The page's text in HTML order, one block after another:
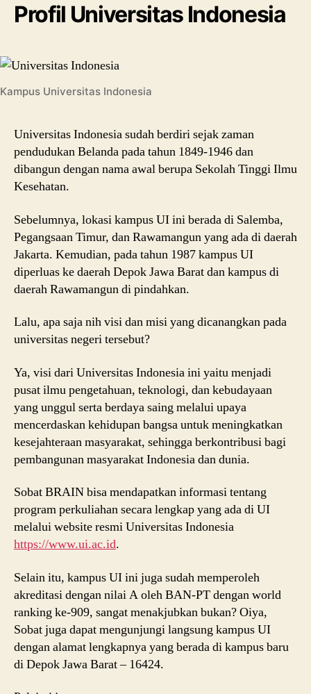
Profil Universitas Indonesia
Kampus Universitas Indonesia
Universitas Indonesia sudah berdiri sejak zaman
pendudukan Belanda pada tahun 1849-1946 dan
dibangun dengan nama awal berupa Sekolah Tinggi Ilmu
Kesehatan.
Sebelumnya, lokasi kampus UI ini berada di Salemba,
Pegangsaan Timur, dan Rawamangun yang ada di daerah
Jakarta. Kemudian, pada tahun 1987 kampus UI
diperluas ke daerah Depok Jawa Barat dan kampus di
daerah Rawamangun di pindahkan.
Lalu, apa saja nih visi dan misi yang dicanangkan pada
universitas negeri tersebut?
Ya, visi dari Universitas Indonesia ini yaitu menjadi
pusat ilmu pengetahuan, teknologi, dan kebudayaan
yang unggul serta berdaya saing melalui upaya
mencerdaskan kehidupan bangsa untuk meningkatkan
kesejahteraan masyarakat, sehingga berkontribusi bagi
pembangunan masyarakat Indonesia dan dunia.
Sobat BRAIN bisa mendapatkan informasi tentang
program perkuliahan secara lengkap yang ada di UI
melalui website resmi Universitas Indonesia
https://www.ui.ac.id.
Selain itu, kampus UI ini juga sudah memperoleh
akreditasi dengan nilai A oleh BAN-PT dengan world
ranking ke-909, sangat menakjubkan bukan? Oiya,
Sobat juga dapat mengunjungi langsung kampus UI
dengan alamat lengkapnya yang berada di kampus baru
di Depok Jawa Barat – 16424.